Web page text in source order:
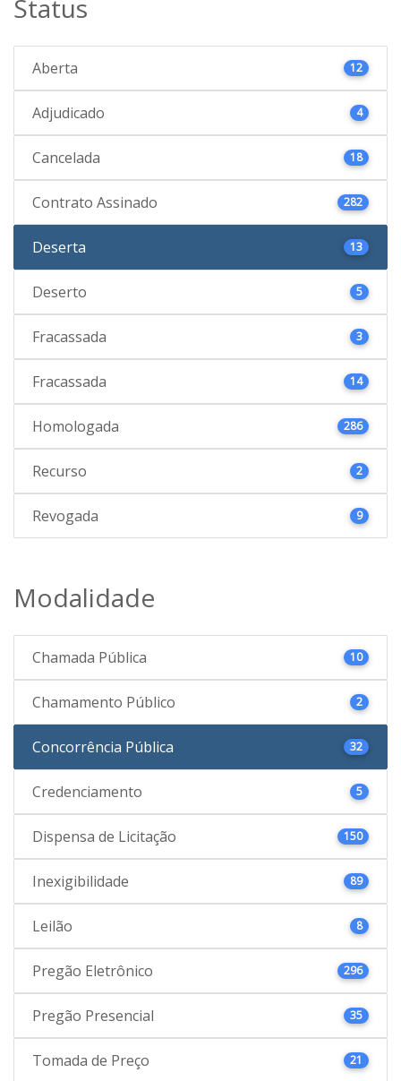
Status
Aberta 12
Adjudicado 4
Cancelada 18
Contrato Assinado 282
Deserta 13
Deserto 5
Fracassada 3
Fracassada 14
Homologada 286
Recurso 2
Revogada 9
Modalidade
Chamada Pública 10
Chamamento Público 2
Concorrência Pública 32
Credenciamento 5
Dispensa de Licitação 150
Inexigibilidade 89
Leilão 8
Pregão Eletrônico 296
Pregão Presencial 35
Tomada de Preço 21